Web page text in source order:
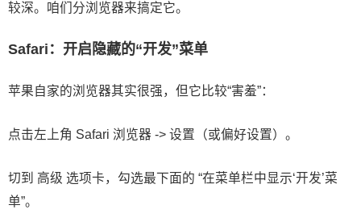
较深。咱们分浏览器来搞定它。
Safari：开启隐藏的“开发”菜单
苹果自家的浏览器其实很强，但它比较“害羞”：
点击左上角 Safari 浏览器 -> 设置（或偏好设置）。
切到 高级 选项卡，勾选最下面的 “在菜单栏中显示‘开发’菜
单”。